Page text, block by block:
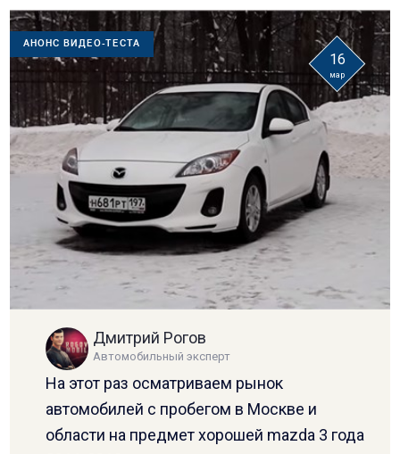
АНОНС ВИДЕО-ТЕСТА
16
мар
Дмитрий Рогов
Автомобильный эксперт
На этот раз осматриваем рынок
автомобилей с пробегом в Москве и
области на предмет хорошей mazda 3 года